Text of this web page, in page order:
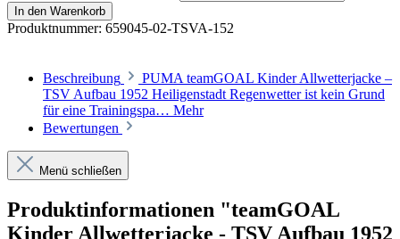
In den Warenkorb
Produktnummer: 659045-02-TSVA-152
Beschreibung
PUMA teamGOAL Kinder Allwetterjacke –
TSV Aufbau 1952 Heiligenstadt Regenwetter ist kein Grund
für eine Trainingspa… Mehr
Bewertungen
Menü schließen
Produktinformationen "teamGOAL
Kinder Allwetterjacke - TSV Aufbau 1952